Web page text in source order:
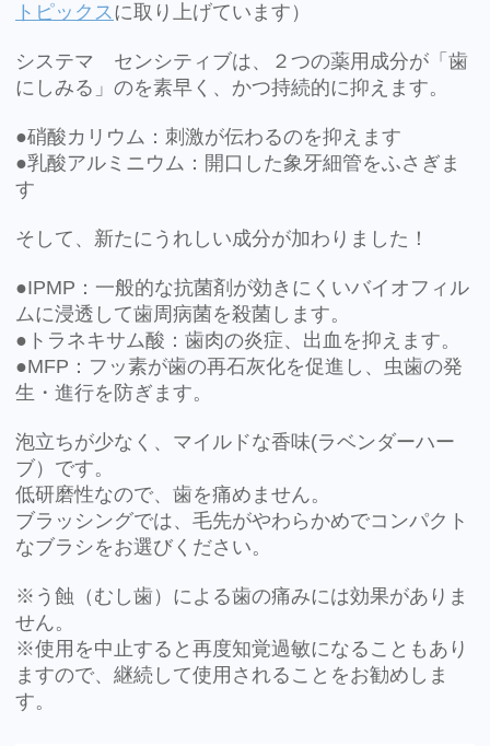
トピックスに取り上げています）
システマ センシティブは、２つの薬用成分が「歯
にしみる」のを素早く、かつ持続的に抑えます。
●硝酸カリウム：刺激が伝わるのを抑えます
●乳酸アルミニウム：開口した象牙細管をふさぎま
す
そして、新たにうれしい成分が加わりました！
●IPMP：一般的な抗菌剤が効きにくいバイオフィル
ムに浸透して歯周病菌を殺菌します。
●トラネキサム酸：歯肉の炎症、出血を抑えます。
●MFP：フッ素が歯の再石灰化を促進し、虫歯の発
生・進行を防ぎます。
泡立ちが少なく、マイルドな香味(ラベンダーハー
ブ）です。
低研磨性なので、歯を痛めません。
ブラッシングでは、毛先がやわらかめでコンパクト
なブラシをお選びください。
※う蝕（むし歯）による歯の痛みには効果がありま
せん。
※使用を中止すると再度知覚過敏になることもあり
ますので、継続して使用されることをお勧めしま
す。